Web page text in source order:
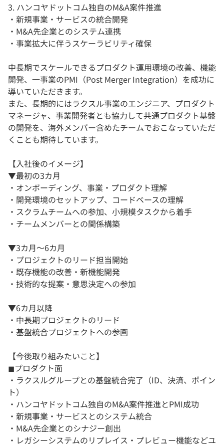
3. ハンコヤドットコム独自のM&A案件推進
・新規事業・サービスの統合開発
・M&A先企業とのシステム連携
・事業拡大に伴うスケーラビリティ確保
中長期でスケールできるプロダクト運用環境の改善、機能
開発、一事業のPMI（Post Merger Integration）を成功に
導いていただきます。
また、長期的にはラクスル事業のエンジニア、プロダクト
マネージャ、事業開発者とも協力して共通プロダクト基盤
の開発を、海外メンバー含めたチームでおこなっていただ
くことも期待しています。
【入社後のイメージ】
▼最初の3カ月
・オンボーディング、事業・プロダクト理解
・開発環境のセットアップ、コードベースの理解
・スクラムチームへの参加、小規模タスクから着手
・チームメンバーとの関係構築
▼3カ月〜6カ月
・プロジェクトのリード担当開始
・既存機能の改善・新機能開発
・技術的な提案・意思決定への参加
▼6カ月以降
・中長期プロジェクトのリード
・基盤統合プロジェクトへの参画
【今後取り組みたいこと】
◼︎プロダクト面
・ラクスルグループとの基盤統合完了（ID、決済、ポイン
ト）
・ハンコヤドットコム独自のM&A案件推進とPMI成功
・新規事業・サービスとのシステム統合
・M&A先企業とのシナジー創出
・レガシーシステムのリプレイス・プレビュー機能などユ